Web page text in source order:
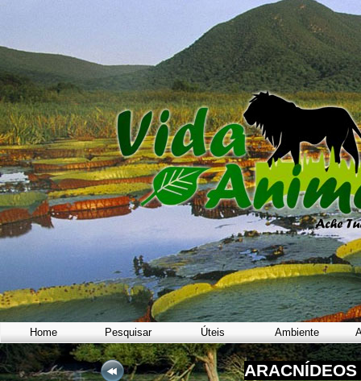
Home Pesquisar Úteis Ambiente